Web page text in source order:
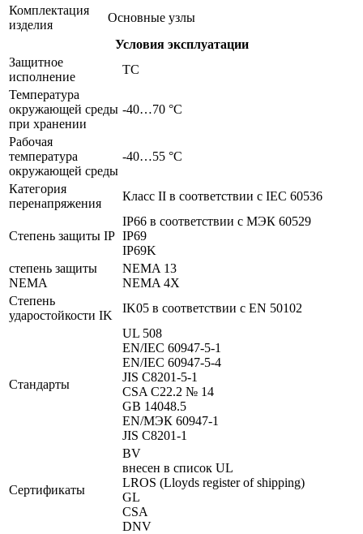
Комплектация
изделия
Основные узлы
Условия эксплуатации
Защитное
исполнение
TC
Температура
окружающей среды
при хранении
-40…70 °C
Рабочая
температура
окружающей среды
-40…55 °C
Категория
перенапряжения
Класс II в соответствии с IEC 60536
Степень защиты IP
IP66 в соответствии с МЭК 60529
IP69
IP69K
степень защиты
NEMA
NEMA 13
NEMA 4X
Степень
ударостойкости IK
IK05 в соответствии с EN 50102
Стандарты
UL 508
EN/IEC 60947-5-1
EN/IEC 60947-5-4
JIS C8201-5-1
CSA C22.2 № 14
GB 14048.5
EN/МЭК 60947-1
JIS C8201-1
Сертификаты
BV
внесен в список UL
LROS (Lloyds register of shipping)
GL
CSA
DNV